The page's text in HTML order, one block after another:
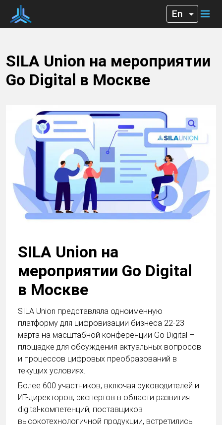
SILA Union на мероприятии
Go Digital в Москве
SILA Union на
мероприятии Go Digital
в Москве
SILA Union представляла одноименную
платформу для цифровизации бизнеса 22-23
марта на масштабной конференции Go Digital –
площадке для обсуждения актуальных вопросов
и процессов цифровых преобразований в
текущих условиях.
Более 600 участников, включая руководителей и
ИТ-директоров, экспертов в области развития
digital-компетенций, поставщиков
высокотехнологичной продукции, встретились